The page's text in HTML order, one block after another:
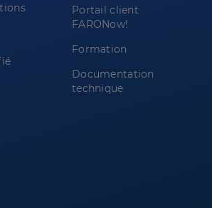
Portail client
FARONow!
Formation
Documentation
technique